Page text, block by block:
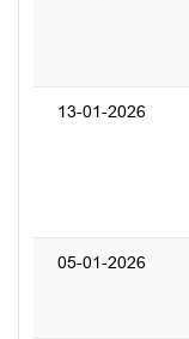
13-01-2026
05-01-2026